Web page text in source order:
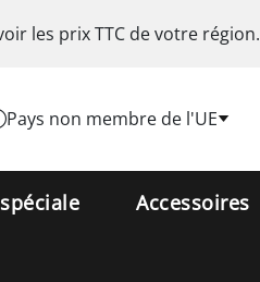
les prixTTC de votre région.
Pays non membre de l'UE
Accessoires